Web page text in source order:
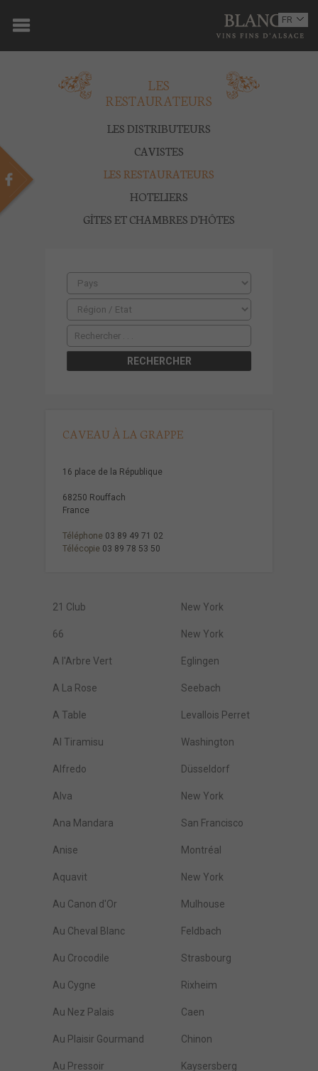
DOMAINE
OENOTOURISME
BOUTIQUE
PRESSE
CONTACT
FR
EN
LES
RESTAURATEURS
LES DISTRIBUTEURS
CAVISTES
LES RESTAURATEURS
HOTELIERS
GÎTES ET CHAMBRES D'HÔTES
CAVEAU À LA GRAPPE
16 place de la République
68250 Rouffach
France
Téléphone 03 89 49 71 02
Télécopie 03 89 78 53 50
21 Club New York
66 New York
A l'Arbre Vert Eglingen
A La Rose Seebach
A Table Levallois Perret
Al Tiramisu Washington
Alfredo Düsseldorf
Alva New York
Ana Mandara San Francisco
Anise Montréal
Aquavit New York
Au Canon d'Or Mulhouse
Au Cheval Blanc Feldbach
Au Crocodile Strasbourg
Au Cygne Rixheim
Au Nez Palais Caen
Au Plaisir Gourmand Chinon
Au Pressoir Kaysersberg